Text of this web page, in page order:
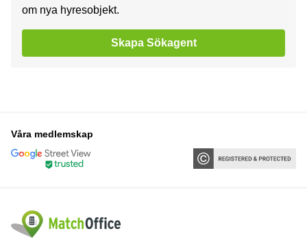
om nya hyresobjekt.
Skapa Sökagent
Våra medlemskap